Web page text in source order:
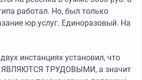
работал. Но, был только
юр.услуг. Единоразовый. На
инстанциях установил, что
ЯВЛЯЮТСЯ ТРУДОВЫМИ, а значит